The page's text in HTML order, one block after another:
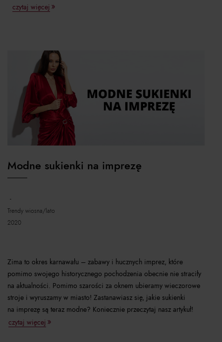
czytaj więcej
Modne sukienki na imprezę
trendy wiosna/lato
2020
Zima to okres karnawału – zabawy i hucznych imprez, które
pomimo swojego historycznego pochodzenia obecnie nie straciły
na aktualności. Pomimo szarości za oknem ubieramy wieczorowe
stroje i wyruszamy w miasto! Zastanawiasz się, jakie sukienki
na imprezę są teraz modne? Koniecznie przeczytaj nasz artykuł!
czytaj więcej